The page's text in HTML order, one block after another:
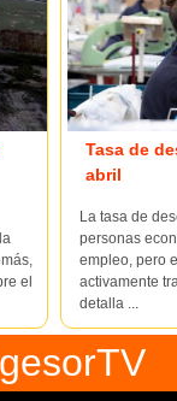
el
Tasa de
abril
La tasa de
personas
empleo, pero
activamente
detalla ...